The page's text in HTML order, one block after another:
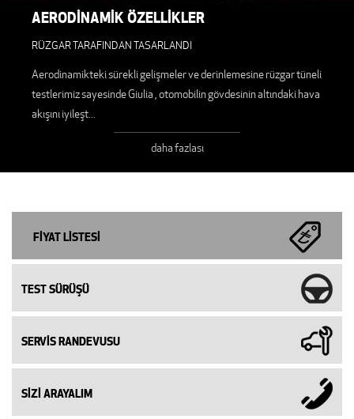
AERODİNAMİK ÖZELLİKLER
RÜZGAR TARAFINDAN TASARLANDI
Aerodinamikteki sürekli gelişmeler ve derinlemesine rüzgar tüneli
testlerimiz sayesinde Giulia , otomobilin gövdesinin altındaki hava
akışını iyileşt...
daha fazlası
FİYAT LİSTESİ
TEST SÜRÜŞÜ
SERVİS RANDEVUSU
SİZİ ARAYALIM